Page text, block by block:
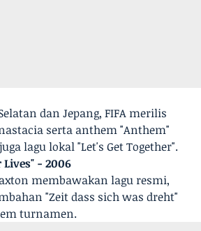
dan Jepang, FIFA merilis
serta anthem "Anthem"
lagu lokal "Let's Get Together".
Lives" - 2006
membawakan lagu resmi,
"Zeit dass sich was dreht"
turnamen.